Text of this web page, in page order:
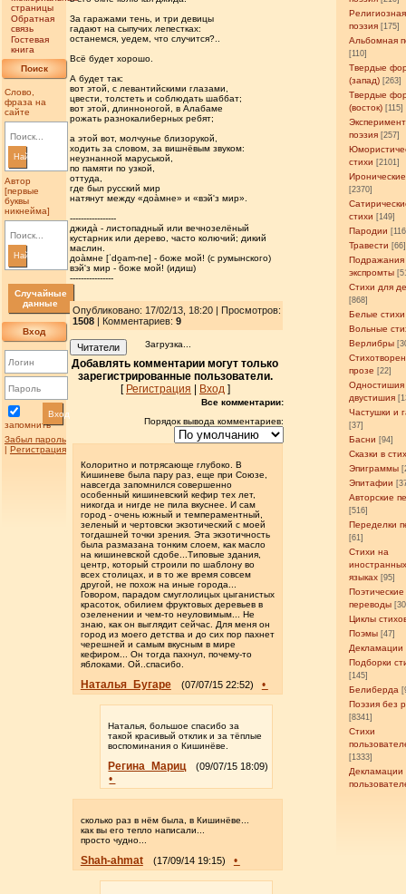
страницы
Обратная
связь
Гостевая
книга
Поиск
Слово,
фраза на
сайте
Найти
Автор
[первые
буквы
никнейма]
Найти
Случайные
данные
Вход
запомнить
Вход
Забыл пароль
| Регистрация
Религиозная
поэзия [175]
Альбомная
[110]
Твердые
(запад) [263]
Твердые
(восток) [115]
поэзия [257]
стихи [2101]
[2370]
стихи [149]
Пародии
Травести [66]
Подражания
экспромты
Стихи для
[868]
Белые стихи
Вольные
Верлибры
прозе [22]
Одностишия
двустишия
Частушки и
[37]
Басни [94]
Сказки в
Эпиграммы
Эпитафии
Авторские
[516]
Переделки
[61]
Стихи на
языках [95]
Поэтические
переводы
Циклы
Поэмы [47]
Декламации
Подборки
[145]
Белиберда
Поэзия без
[8341]
Стихи
[1333]
Декламации
За гаражами тень, и три девицы
гадают на сыпучих лепестках:
останемся, уедем, что случится?..
Всё будет хорошо.
А будет так:
вот этой, с левантийскими глазами,
цвести, толстеть и соблюдать шаббат;
вот этой, длинноногой, в Алабаме
рожать разнокалиберных ребят;
а этой вот, молчунье близорукой,
ходить за словом, за вишнёвым звуком:
неузнанной маруськой,
по памяти по узкой,
оттуда,
где был русский мир
натянут между «доàмне» и «вэй'з мир».
-----------------
джидà - листопадный или вечнозелёный
кустарник или дерево, часто колючий; дикий
маслин.
доàмне [ˈdo̯am-ne] - боже мой! (с румынского)
вэй'з мир - боже мой! (идиш)
----------------
Опубликовано: 17/02/13, 18:20 | Просмотров:
1508| Комментариев: 9
Читатели Загрузка...
Добавлять комментарии могут только
зарегистрированные пользователи.
[ Регистрация Вход]
Все комментарии:
Порядок вывода комментариев:
Колоритно и потрясающе глубоко. В
Кишиневе была пару раз, еще при Союзе,
навсегда запомнился совершенно
особенный кишиневский кефир тех лет,
никогда и нигде не пила вкуснее. И сам
город - очень южный и темпераментный,
зеленый и чертовски экзотический с моей
тогдашней точки зрения. Эта экзотичность
была размазана тонким слоем, как масло
на кишиневской сдобе...Типовые здания,
центр, который строили по шаблону во
всех столицах, и в то же время совсем
другой, не похож на иные города...
Говором, парадом смуглолицых цыганистых
красоток, обилием фруктовых деревьев в
озеленении и чем-то неуловимым... Не
знаю, как он выглядит сейчас. Для меня он
город из моего детства и до сих пор пахнет
черешней и самым вкусным в мире
кефиром... Он тогда пахнул, почему-то
яблоками. Ой..спасибо.
Наталья_Бугаре (07/07/15 22:52) •
Наталья, большое спасибо за
такой красивый отклик и за тёплые
воспоминания о Кишинёве.
Регина_Мариц (09/07/15 18:09)
•
сколько раз в нём была, в Кишинёве...
как вы его тепло написали...
просто чудно...
Shah-ahmat (17/09/14 19:15) •